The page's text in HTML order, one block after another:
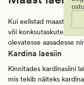
Inspiratsioon
Kui eelistad maast laeni
või konksutaskutega
olevatesse aasadesse
Kardina laesiin
Kinnitades kardinasiini
mis tekib näiteks